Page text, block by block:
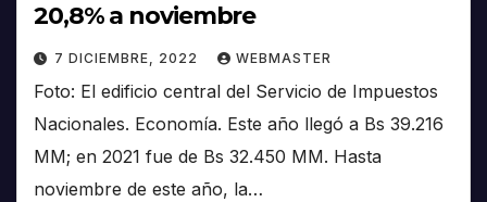
20,8% a noviembre
7 DICIEMBRE, 2022 WEBMASTER
Foto: El edificio central del Servicio de Impuestos
Nacionales. Economía. Este año llegó a Bs 39.216
MM; en 2021 fue de Bs 32.450 MM. Hasta
noviembre de este año, la…